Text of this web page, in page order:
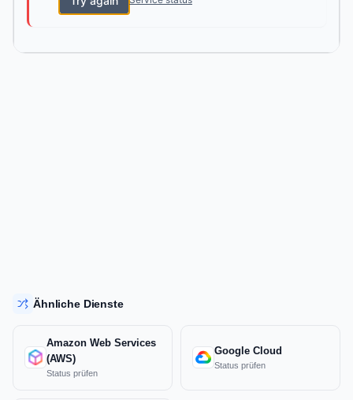
Ähnliche Dienste
Amazon Web Services
(AWS)
Status prüfen
Google Cloud
Status prüfen